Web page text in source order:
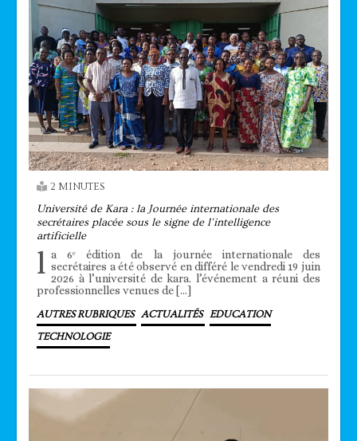
2 MINUTES
Université de Kara : la Journée internationale des
secrétaires placée sous le signe de l’intelligence
artificielle
l a 6ᵉ édition de la journée internationale des
secrétaires a été observé en différé le vendredi 19 juin
2026 à l’université de kara. l’événement a réuni des
professionnelles venues de […]
AUTRES RUBRIQUES ACTUALITÉS EDUCATION
TECHNOLOGIE